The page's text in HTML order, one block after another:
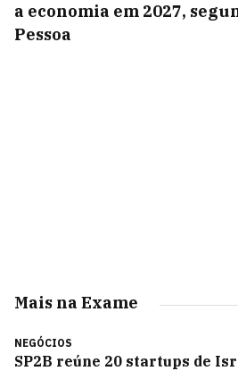
a economia em 2027,
Pessoa
Mais na Exame
NEGÓCIOS
SP2B reúne 20 startups de